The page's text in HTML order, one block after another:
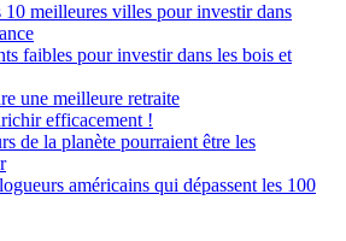
10 meilleures villes pour investir dans
faibles pour investir dans les bois et
une meilleure retraite
efficacement !
de la planète pourraient être les
américains qui dépassent les 100